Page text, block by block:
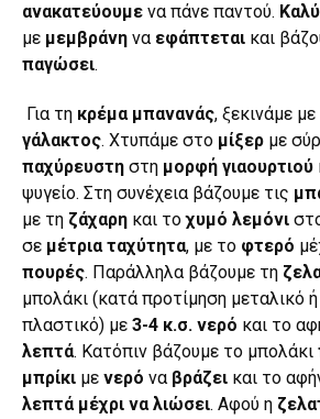
ανακατεύουμε να πάνε παντού.
με μεμβράνη να εφάπτεται και
παγώσει.
Για τη κρέμα μπανανάς, ξεκινάμε
γάλακτος. Χτυπάμε στο μίξερ με
παχύρευστη στη μορφή γιαουρτιού
ψυγείο. Στη συνέχεια βάζουμε τις
με τη ζάχαρη και τοχυμό λεμόνι
σε μέτρια ταχύτητα, με το φτερό
πουρές. Παράλληλα βάζουμε τη
μπολάκι (κατά προτίμηση μεταλικό ή
πλαστικό) με 3-4 κ.σ. νερό και το
λεπτά. Κατόπιν βάζουμε το μπολάκι
μπρίκι με νερό να βράζει και το
λεπτά μέχρι να λιώσει. Αφού η